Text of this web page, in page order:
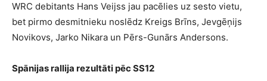
WRC debitants Hans Veijss jau pacēlies uz sesto vietu,
bet pirmo desmitnieku noslēdz Kreigs Brīns, Jevgēņijs
Novikovs, Jarko Nikara un Pērs-Gunārs Andersons.
Spānijas rallija rezultāti pēc SS12